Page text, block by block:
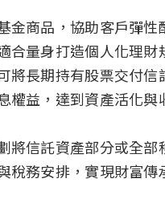
商品，協助客戶彈性
合量身打造個人化理財
將長期持有股票交付信
權益，達到資產活化與
將信託資產部分或全部
稅務安排，實現財富傳